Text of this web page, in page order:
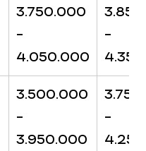
3.750.000
-
4.050.000
-
3.500.000
-
3.950.000
-